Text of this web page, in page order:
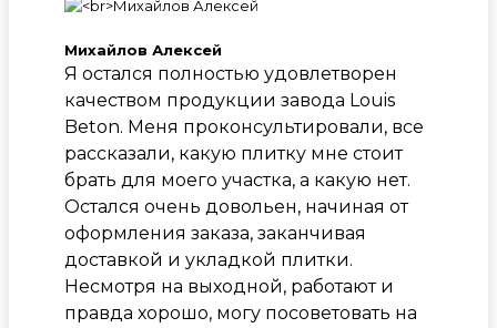
Михайлов Алексей
Я остался полностью удовлетворен
качеством продукции завода Louis
Beton. Меня проконсультировали, все
рассказали, какую плитку мне стоит
брать для моего участка, а какую нет.
Остался очень довольен, начиная от
оформления заказа, заканчивая
доставкой и укладкой плитки.
Несмотря на выходной, работают и
правда хорошо, могу посоветовать на